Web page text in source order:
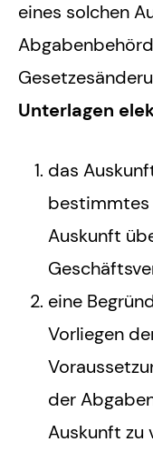
eines solchen
Unterlagen
das
Auskunft
eine
Vorliegen
der
Auskunft zu